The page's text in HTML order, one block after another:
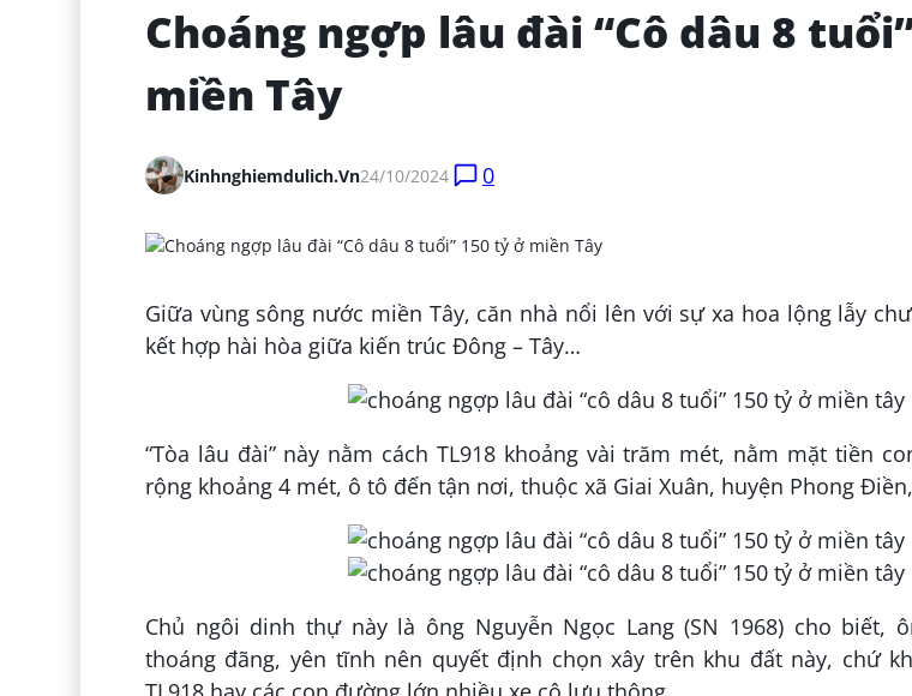
Choáng ngợp lâu đài “Cô dâu 8
miền Tây
Kinhnghiemdulich.vn24/10/2024 0
Giữa vùng sông nước miền Tây, căn nhà nổi lên với sự xa hoa lộng lẫy
kết hợp hài hòa giữa kiến trúc Đông – Tây…
“Tòa lâu đài” này nằm cách TL918 khoảng vài trăm mét, nằm mặt tiền
rộng khoảng 4 mét, ô tô đến tận nơi, thuộc xã Giai Xuân, huyện Phong
Chủ ngôi dinh thự này là ông Nguyễn Ngọc Lang (SN 1968) cho biết,
thoáng đãng, yên tĩnh nên quyết định chọn xây trên khu đất này, chứ